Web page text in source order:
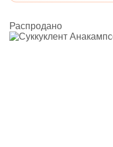
Распродано